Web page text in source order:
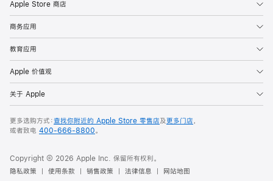
Apple Store 商店
商务应用
教育应用
Apple 价值观
关于 Apple
更多选购方式：查找你附近的 Apple Store 零售店及更多门店，
或者致电 400-666-8800。
Copyright © 2026 Apple Inc. 保留所有权利。
隐私政策
使用条款 销售政策 法律信息 网站地图